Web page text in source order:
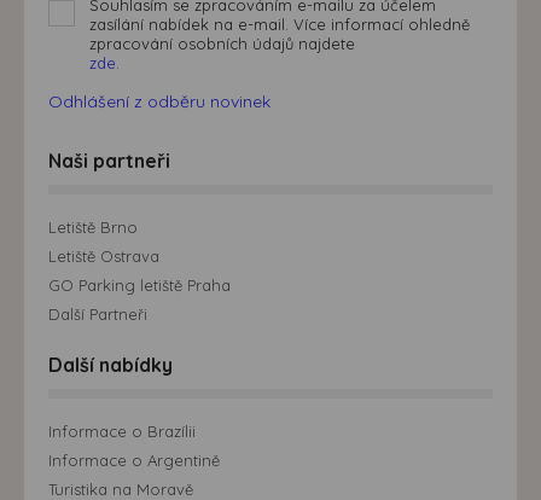
Souhlasím se zpracováním e-mailu za účelem
zasílání nabídek na e-mail. Více informací ohledně
zpracování osobních údajů najdete
zde.
Odhlášení z odběru novinek
Naši partneři
Letiště Brno
Letiště Ostrava
GO Parking letiště Praha
Další Partneři
Další nabídky
Informace o Brazílii
Informace o Argentině
Turistika na Moravě